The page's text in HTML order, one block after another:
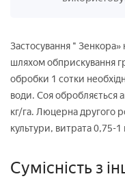
Застосування " Зенкора»
шляхом обприскування
обробки 1 сотки
води. Соя обробляється
кг/га. Люцерна другого
культури, витрата 0,75-1
Сумісність з